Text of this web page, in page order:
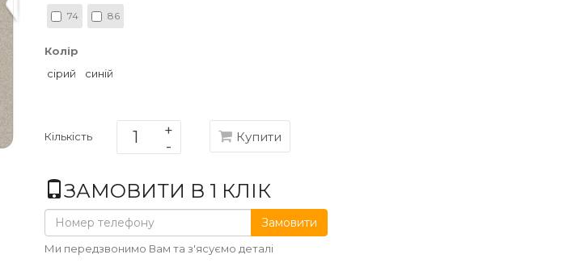
74 86
Колір
сірий
синій
Кількість Купити
ЗАМОВИТИ В 1 КЛІК
Замовити
Ми передзвонимо Вам та з'ясуємо деталі